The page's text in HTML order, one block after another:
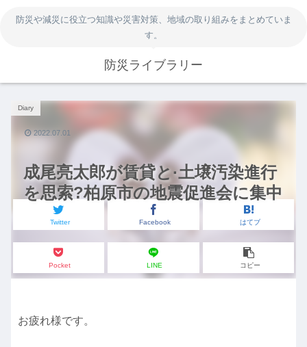
防災や減災に役立つ知識や災害対策、地域の取り組みをまとめていま
す。
防災ライブラリー
成尾亮太郎が賃貸と·土壌汚染進行
を思索?柏原市の地震促進会に集中
Diary
Twitter Facebook はてブ
Pocket LINE コピー
2022.07.01
お疲れ様です。